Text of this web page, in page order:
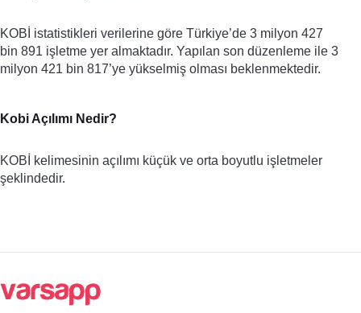
KOBİ istatistikleri verilerine göre Türkiye’de 3 milyon 427
bin 891 işletme yer almaktadır. Yapılan son düzenleme ile 3
milyon 421 bin 817’ye yükselmiş olması beklenmektedir.
Kobi Açılımı Nedir?
KOBİ kelimesinin açılımı küçük ve orta boyutlu işletmeler
şeklindedir.